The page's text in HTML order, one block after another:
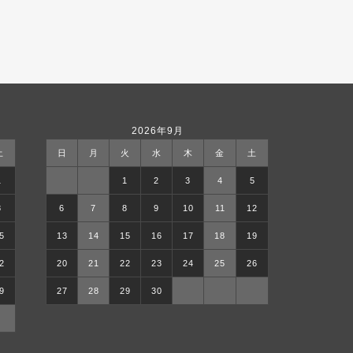
2026年9月
日 月 火 水 木 金 土
1 2 3 4 5
6 7 8 9 10 11 12
13 14 15 16 17 18 19
20 21 22 23 24 25 26
27 28 29 30